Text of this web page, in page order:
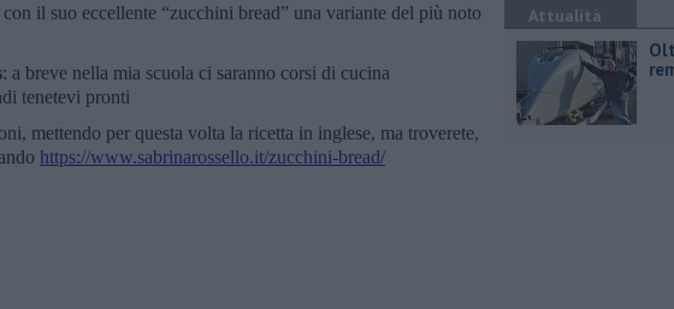
il suo eccellente “zucchini bread” una variante del più noto
: a breve nella mia scuola ci saranno corsi di cucina
tenetevi pronti
mettendo per questa volta la ricetta in inglese, ma troverete,
https://www.sabrinarossello.it/zucchini-bread/
Attualità